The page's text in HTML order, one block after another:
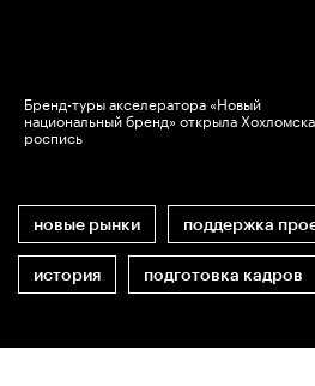
Бренд-туры акселератора «Новый
национальный бренд» открыла
роспись
новые рынки поддержка
история подготовка кадров